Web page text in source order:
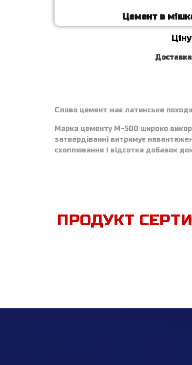
Цемент в
Доставка
Слово цемент має латинське
Марка цементу М-500 широко
затвердіванні витримує
схоплювання і відсотка добавок
ПРОДУКТ